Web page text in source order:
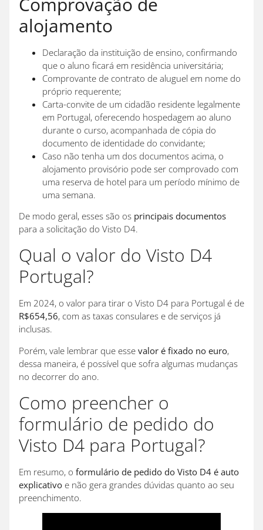
alojamento
Declaração da instituição de ensino, confirmando
que o aluno ficará em residência universitária;
Comprovante de contrato de aluguel em nome do
próprio requerente;
Carta-convite de um cidadão residente legalmente
em Portugal, oferecendo hospedagem ao aluno
durante o curso, acompanhada de cópia do
documento de identidade do convidante;
Caso não tenha um dos documentos acima, o
alojamento provisório pode ser comprovado com
uma reserva de hotel para um período mínimo de
uma semana.
De modo geral, esses são os principais documentos
para a solicitação do Visto D4.
Qual o valor do Visto D4
Portugal?
Em 2024, o valor para tirar o Visto D4 para Portugal é de
R$654,56, com as taxas consulares e de serviços já
inclusas.
Porém, vale lembrar que esse valor é fixado no euro,
dessa maneira, é possível que sofra algumas mudanças
no decorrer do ano.
Como preencher o
formulário de pedido do
Visto D4 para Portugal?
Em resumo, o formulário de pedido do Visto D4 é auto
explicativo e não gera grandes dúvidas quanto ao seu
preenchimento.